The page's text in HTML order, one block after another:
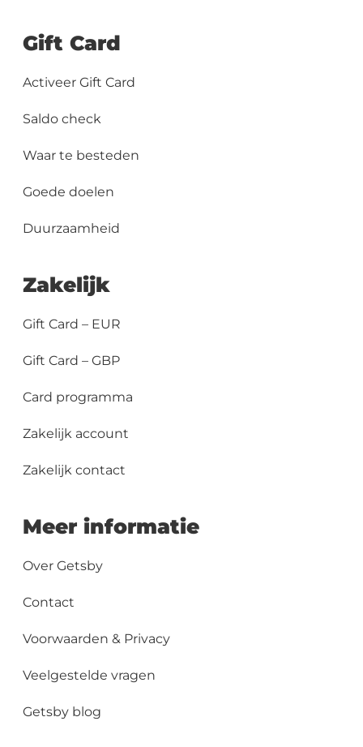
Gift Card
Activeer Gift Card
Saldo check
Waar te besteden
Goede doelen
Duurzaamheid
Zakelijk
Gift Card – EUR
Gift Card – GBP
Card programma
Zakelijk account
Zakelijk contact
Meer informatie
Over Getsby
Contact
Voorwaarden & Privacy
Veelgestelde vragen
Getsby blog